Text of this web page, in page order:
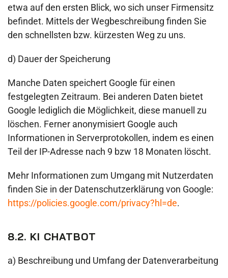
etwa auf den ersten Blick, wo sich unser Firmensitz
befindet. Mittels der Wegbeschreibung finden Sie
den schnellsten bzw. kürzesten Weg zu uns.
d) Dauer der Speicherung
Manche Daten speichert Google für einen
festgelegten Zeitraum. Bei anderen Daten bietet
Google lediglich die Möglichkeit, diese manuell zu
löschen. Ferner anonymisiert Google auch
Informationen in Serverprotokollen, indem es einen
Teil der IP-Adresse nach 9 bzw 18 Monaten löscht.
Mehr Informationen zum Umgang mit Nutzerdaten
finden Sie in der Datenschutzerklärung von Google:
https://policies.google.com/privacy?hl=de.
8.2. KI CHATBOT
a) Beschreibung und Umfang der Datenverarbeitung